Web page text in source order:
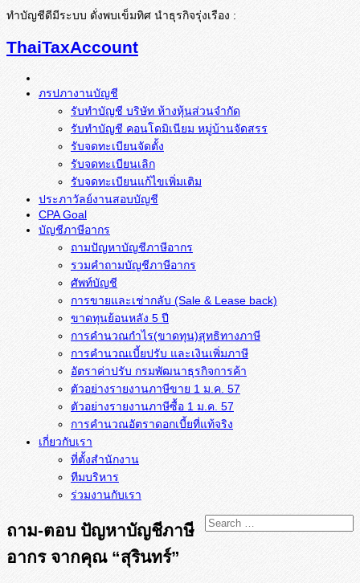
ทำบัญชีดีมีระบบ ดั่งพบเข็มทิศ นำธุรกิจรุ่งเรือง :
ThaiTaxAccount
ภรปภางานบัญชี
รับทำบัญชี บริษัท ห้างหุ้นส่วนจำกัด
รับทำบัญชี คอนโดมิเนียม หมู่บ้านจัดสรร
รับจดทะเบียนจัดตั้ง
รับจดทะเบียนเลิก
รับจดทะเบียนแก้ไขเพิ่มเติม
ประภาวัลย์งานสอบบัญชี
CPA Goal
บัญชีภาษีอากร
ถามปัญหาบัญชีภาษีอากร
รวมคำถามบัญชีภาษีอากร
ศัพท์บัญชี
การขายและเช่ากลับ (Sale & Lease back)
ขาดทุนย้อนหลัง 5 ปี
การคำนวณกำไร(ขาดทุน)สุทธิทางภาษี
การคำนวณเบี้ยปรับ และเงินเพิ่มภาษี
อัตราค่าปรับ กรมพัฒนาธุรกิจการค้า
ตัวอย่างรายงานภาษีขาย 1 ม.ค. 57
การคำนวณอัตราดอกเบี้ยที่แท้จริง
เกี่ยวกับเรา
ที่ตั้งสำนักงาน
ทีมบริหาร
ร่วมงานกับเรา
ถาม-ตอบ ปัญหาบัญชีภาษี
อากร จากคุณ “สุรินทร์”